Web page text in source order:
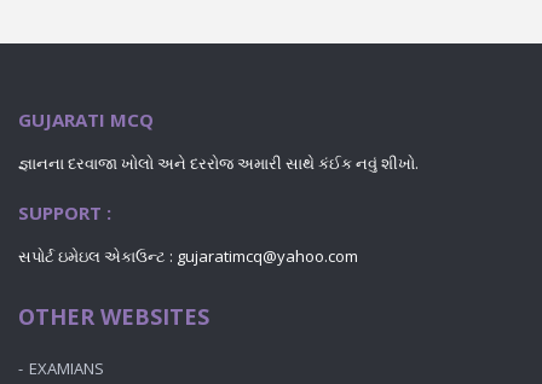
GUJARATI MCQ
જ્ઞાનના દરવાજા ખોલો અને દરરોજ અમારી સાથે કંઈક નવું શીખો.
SUPPORT :
સપોર્ટ ઇમેઇલ એકાઉન્ટ : gujaratimcq@yahoo.com
OTHER WEBSITES
EXAMIANS